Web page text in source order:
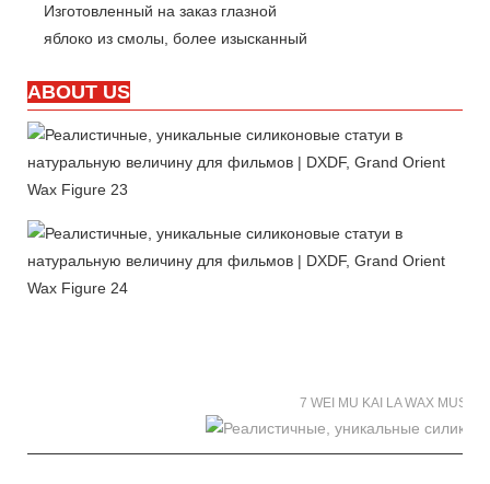
Изготовленный на заказ глазной
яблоко из смолы, более изысканный
ABOUT US
7 WEI MU KAI LA WAX